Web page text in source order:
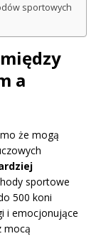
sportowych
a
że mogą
sportowe
500 koni
i emocjonujące
mocą